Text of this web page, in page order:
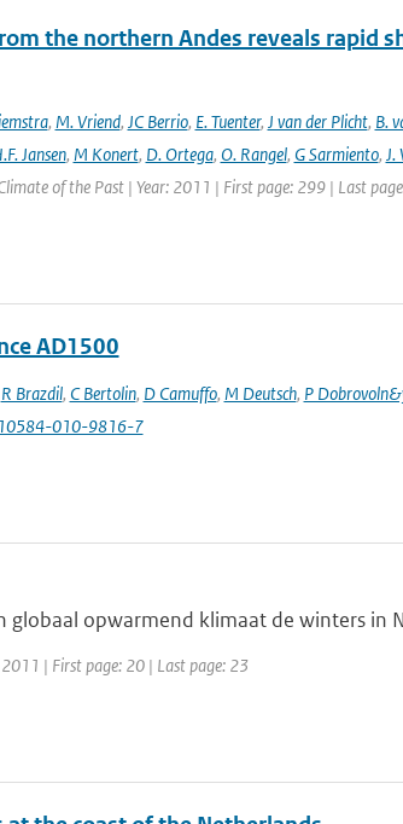
the northern Andes reveals rapid
, M. Vriend, JC Berrio, E. Tuenter, J van der Plicht, B.
Jansen, M Konert, D. Ortega, O. Rangel, G Sarmiento, J.
of the Past | Year: 2011 | First page: 299 | Last
AD1500
R Brazdil, C Bertolin, D Camuffo, M Deutsch, P
010-9816-7
globaal opwarmend klimaat de winters in
| First page: 20 | Last page: 23